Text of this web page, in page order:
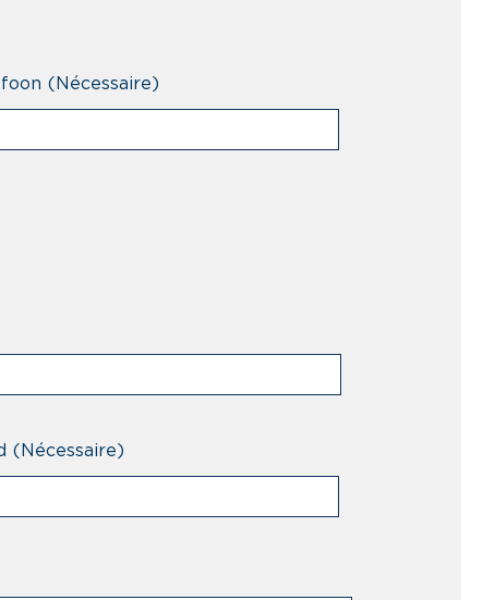
(Nécessaire)
(Nécessaire)